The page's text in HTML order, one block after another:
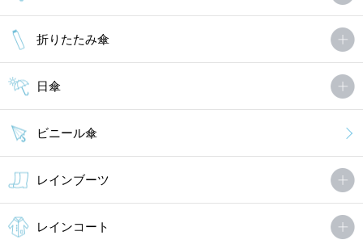
折りたたみ傘
日傘
ビニール傘
レインブーツ
レインコート